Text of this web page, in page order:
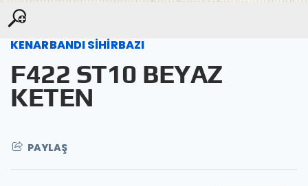
KENARBANDI SİHİRBAZI
F422 ST10 BEYAZ
KETEN
PAYLAŞ